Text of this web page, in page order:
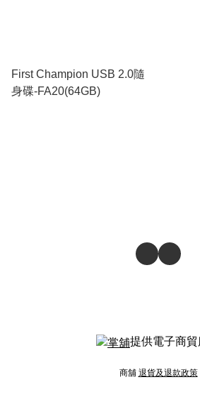
First Champion USB 2.0隨
身碟-FA20(64GB)
提供電子商貿
商舖 退貨及退款政策